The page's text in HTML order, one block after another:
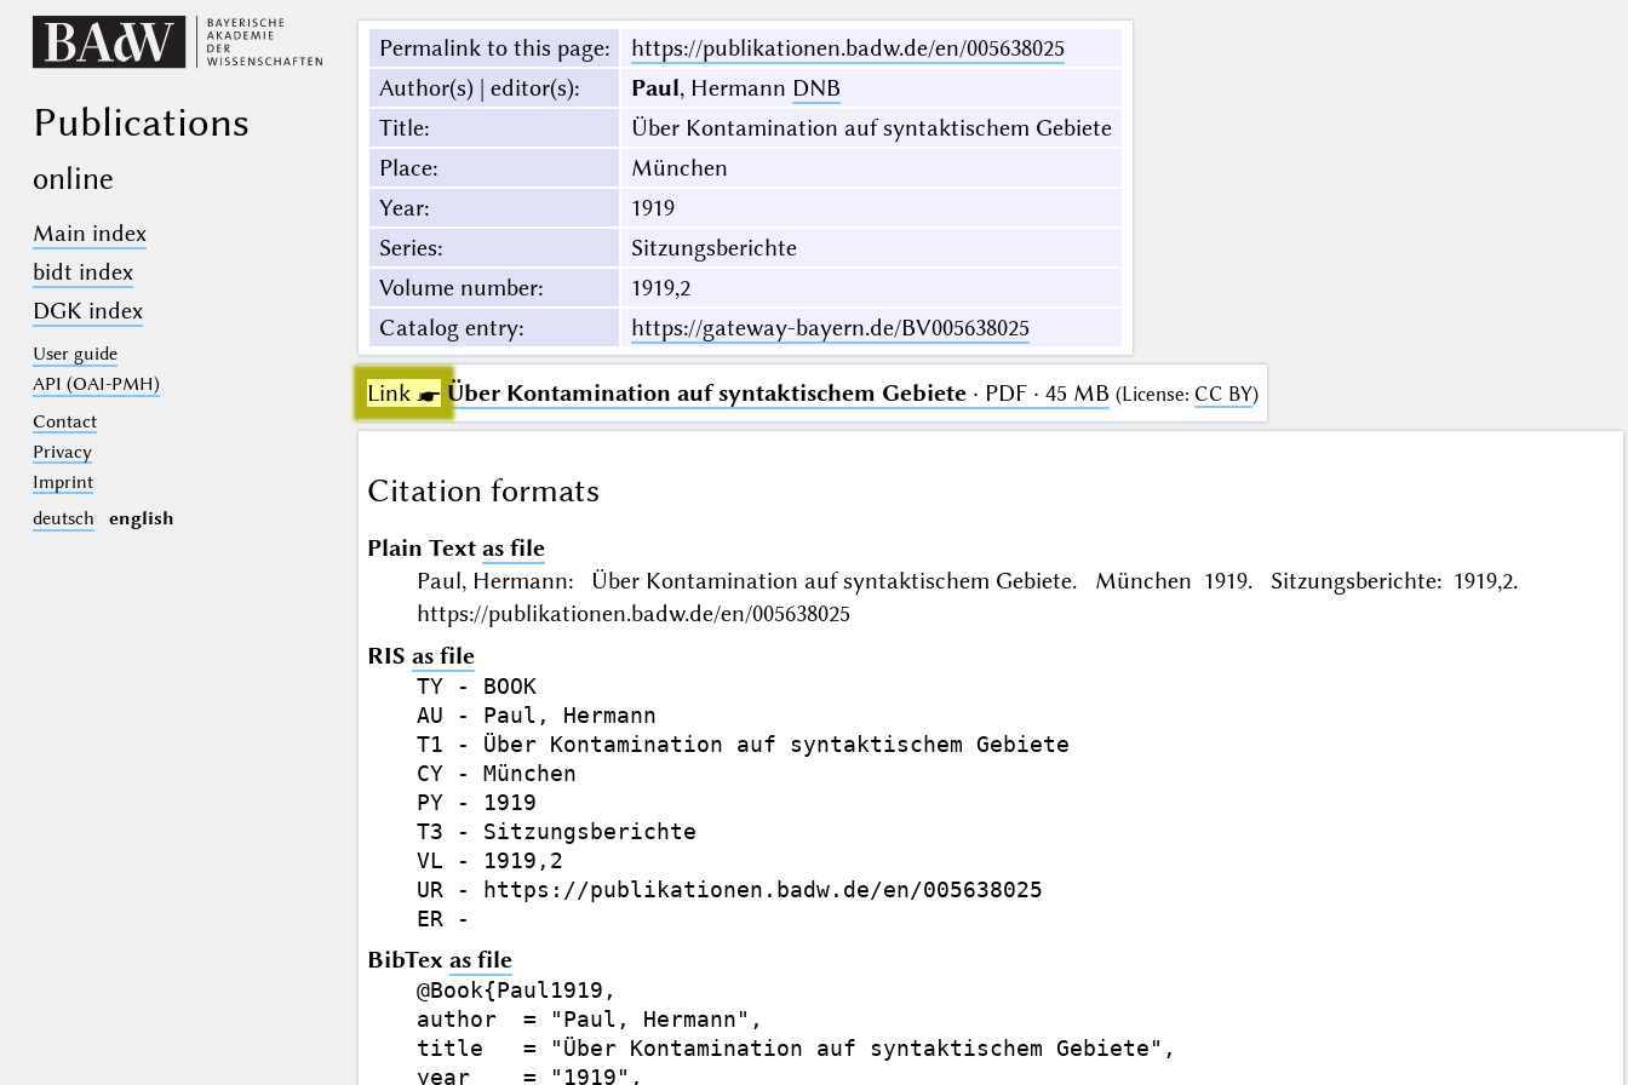
Publications
online
Main index
bidt index
DGK index
User guide
API (OAI-PMH)
Contact
Privacy
Imprint
deutsch
english
Permalink to this page:
https://publikationen.badw.de/en/005638025
Author(s) | editor(s): Paul, Hermann DNB
Title:
Über Kontamination auf syntaktischem Gebiete
Place:
München
Year:
1919
Series:
Sitzungsberichte
Volume number:
1919,2
Catalog entry: https://gateway-bayern.de/BV005638025
Link ☛ Über Kontamination auf syntaktischem Gebiete· PDF · 45 MB (License: CC BY)
Citation formats
Plain Text as file
Paul, Hermann: Über Kontamination auf syntaktischem Gebiete. München 1919. Sitzungsberichte: 1919,2.
https://publikationen.badw.de/en/005638025
RIS as file
TY - BOOK
AU - Paul, Hermann
T1 - Über Kontamination auf syntaktischem Gebiete
CY - München
PY - 1919
T3 - Sitzungsberichte
VL - 1919,2
UR - https://publikationen.badw.de/en/005638025
BibTex as file
@Book{Paul1919,
author  = "Paul, Hermann",
title   = "Über Kontamination auf syntaktischem Gebiete",
year    = "1919",